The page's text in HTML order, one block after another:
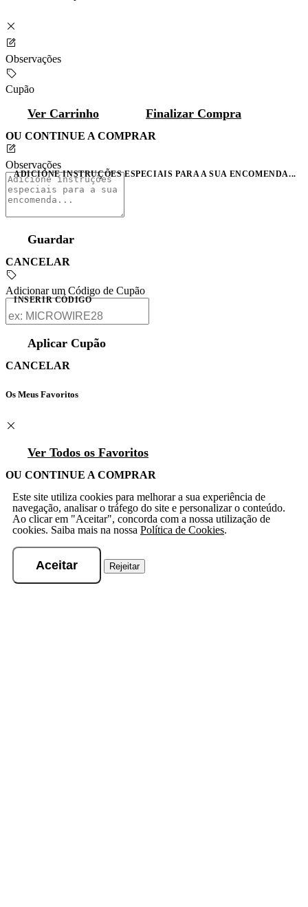
Observações
Cupão
Ver Carrinho Finalizar Compra
OU CONTINUE A COMPRAR
Observações
ADICIONE INSTRUÇÕES ESPECIAIS PARA A SUA ENCOMENDA...
Guardar
CANCELAR
Adicionar um Código de Cupão
INSERIR CÓDIGO
Aplicar Cupão
CANCELAR
Os Meus Favoritos
Ver Todos os Favoritos
OU CONTINUE A COMPRAR
Este site utiliza cookies para melhorar a sua experiência de
navegação, analisar o tráfego do site e personalizar o conteúdo.
Ao clicar em "Aceitar", concorda com a nossa utilização de
cookies. Saiba mais na nossa Política de Cookies.
Aceitar Rejeitar